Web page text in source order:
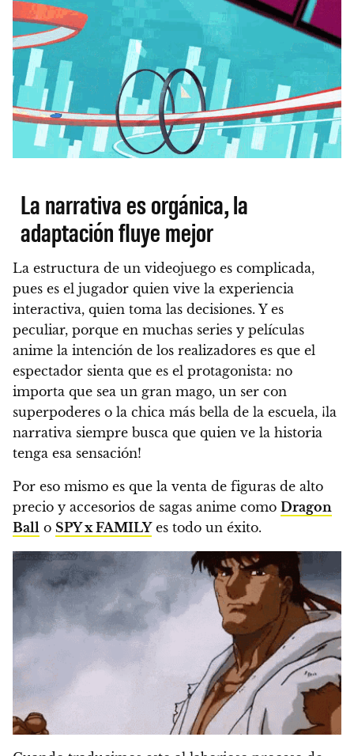
La narrativa es orgánica, la
adaptación fluye mejor
La estructura de un videojuego es complicada,
pues es el jugador quien vive la experiencia
interactiva, quien toma las decisiones. Y es
peculiar, porque en muchas series y películas
anime la intención de los realizadores es que el
espectador sienta que es el protagonista: no
importa que sea un gran mago, un ser con
superpoderes o la chica más bella de la escuela, ¡la
narrativa siempre busca que quien ve la historia
tenga esa sensación!
Por eso mismo es que la venta de figuras de alto
precio y accesorios de sagas anime como Dragon
Ball o SPY x FAMILYes todo un éxito.